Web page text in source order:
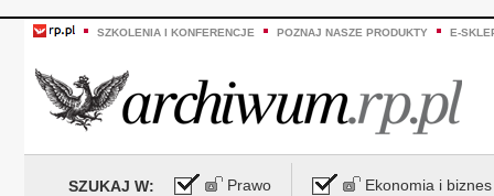
SZKOLENIA I KONFERENCJE POZNAJ NASZE PRODUKTY E-
SZUKAJ W: Prawo Ekonomia i biznes